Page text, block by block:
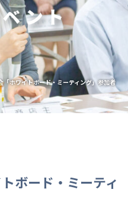
「ホワイトボード・ミーティング」参加者
ボード・ミーティ